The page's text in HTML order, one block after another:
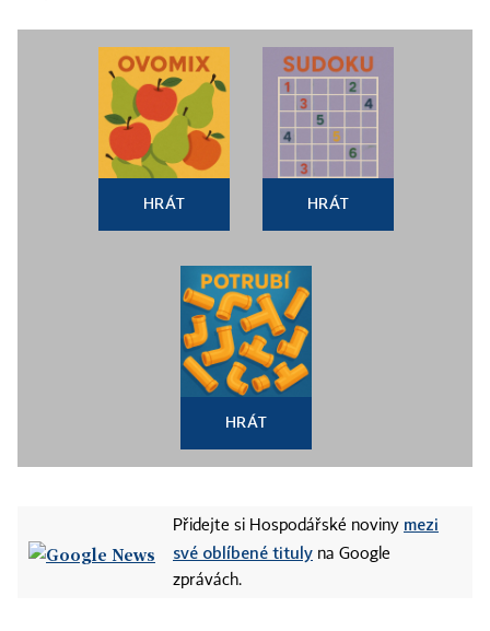
HRÁT HRÁT
HRÁT
Přidejte si Hospodářské noviny mezi
své oblíbené tituly na Google
zprávách.